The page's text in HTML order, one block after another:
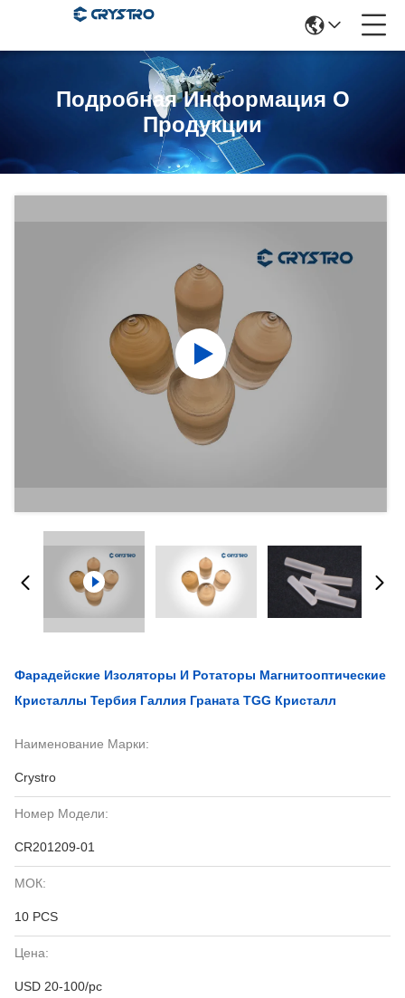
Подробная Информация О
Продукции
Фарадейские Изоляторы И Ротаторы Магнитооптические
Кристаллы Тербия Галлия Граната TGG Кристалл
Наименование Марки:
Crystro
Номер Модели:
CR201209-01
МОК:
10 PCS
Цена:
USD 20-100/pc